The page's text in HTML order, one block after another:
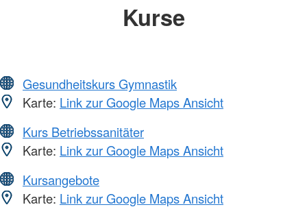
Kurse
Gesundheitskurs Gymnastik
Karte: Link zur Google Maps Ansicht
Kurs Betriebssanitäter
Karte: Link zur Google Maps Ansicht
Kursangebote
Karte: Link zur Google Maps Ansicht